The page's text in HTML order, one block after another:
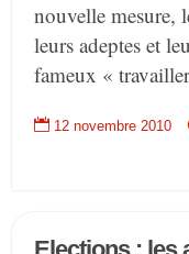
nouvelle mesure,
leurs adeptes et
fameux «
 12 novembre 2010